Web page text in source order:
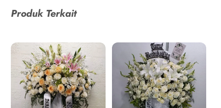
Produk Terkait